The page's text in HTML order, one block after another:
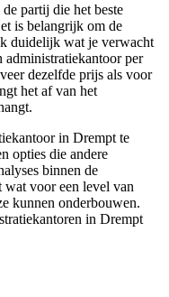
partij die het beste
is belangrijk om de
duidelijk wat je verwacht
administratiekantoor per
dezelfde prijs als voor
het af van het
in Drempt te
opties die andere
binnen de
wat voor een level van
kunnen onderbouwen.
in Drempt